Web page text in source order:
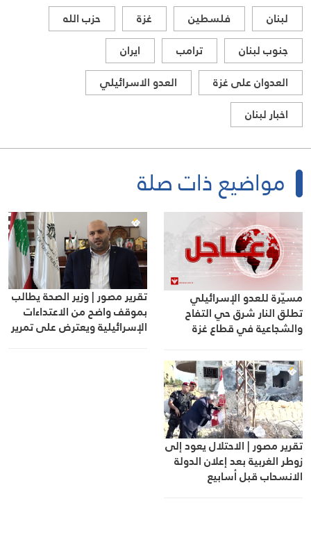
لبنان فلسطين غزة
حزب الله
جنوب لبنان
ترامب
ايران
العدوان على غزة
العدو الاسرائيلي
اخبار لبنان
مواضيع ذات صلة
مسيّرة للعدو الإسرائيلي
تطلق النار شرق حي التفاح
والشجاعية في قطاع غزة
تقرير مصور | وزير الصحة يطالب
بموقف واضح من الاعتداءات
الإسرائيلية ويعترض على تمرير
تقرير مصور | الاحتلال يعود إلى
زوطر الغربية بعد إعلان الدولة
الانسحاب قبل أسابيع